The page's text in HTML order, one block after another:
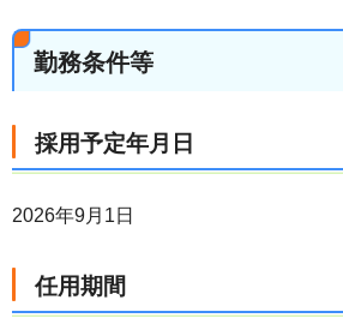
勤務条件等
採用予定年月日
2026年9月1日
任用期間